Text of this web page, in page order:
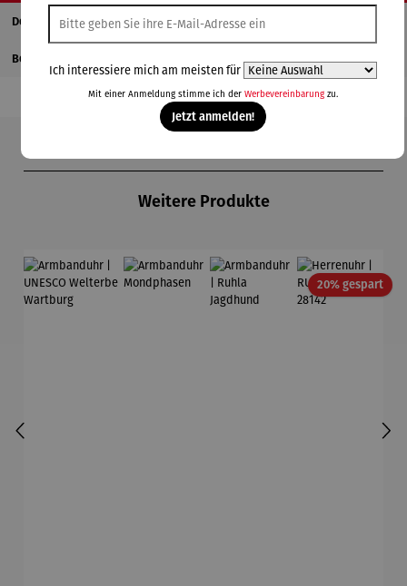
Details
Bewertungen
Produktgalerie überspringen
Weitere Produkte
20% gespart
Ich interessiere mich am meisten für
Mit einer Anmeldung stimme ich der Werbevereinbarungzu.
Jetzt anmelden!